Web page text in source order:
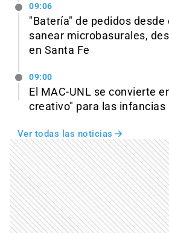
09:06
"Batería" de pedidos desde
sanear microbasurales,
en Santa Fe
09:00
El MAC-UNL se convierte
creativo" para las infancias
Ver todas las noticias